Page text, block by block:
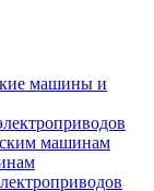
машины и
машинам